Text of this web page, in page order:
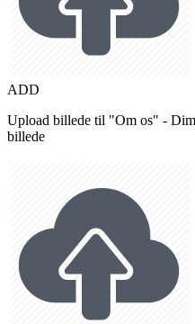
ADD
Upload billede til "Om os" -
billede